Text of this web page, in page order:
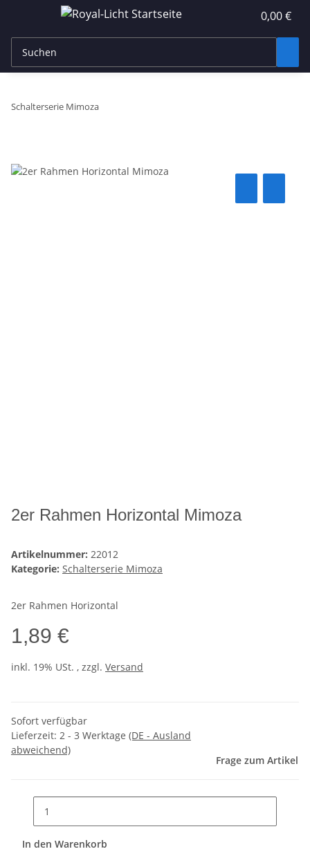
0,00 €
Schalterserie Mimoza
2er Rahmen Horizontal Mimoza
Artikelnummer: 22012
Kategorie: Schalterserie Mimoza
2er Rahmen Horizontal
1,89 €
inkl. 19% USt. , zzgl. Versand
Sofort verfügbar
Lieferzeit: 2 - 3 Werktage (DE - Ausland
abweichend)
Frage zum Artikel
In den Warenkorb